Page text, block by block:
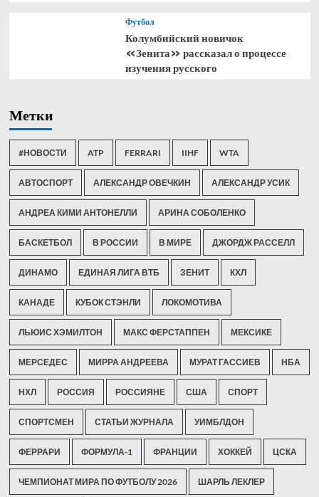
Футбол
Колумбийский новичок
«Зенита» рассказал о процессе
изучения русского
Метки
#НОВОСТИ ATP FERRARI IIHF WTA
АВТОСПОРТ АЛЕКСАНДР ОВЕЧКИН АЛЕКСАНДР УСИК
АНДРЕА КИМИ АНТОНЕЛЛИ АРИНА СОБОЛЕНКО
БАСКЕТБОЛ В РОССИИ В МИРЕ ДЖОРДЖ РАССЕЛЛ
ДИНАМО ЕДИНАЯ ЛИГА ВТБ ЗЕНИТ КХЛ
КАНАДЕ КУБОК СТЭНЛИ ЛОКОМОТИВА
ЛЬЮИС ХЭМИЛТОН МАКС ФЕРСТАППЕН МЕКСИКЕ
МЕРСЕДЕС МИРРА АНДРЕЕВА МУРАТ ГАССИЕВ НБА
НХЛ РОССИЯ РОССИЯНЕ США СПОРТ
СПОРТСМЕН СТАТЬИ ЖУРНАЛА УИМБЛДОН
ФЕРРАРИ ФОРМУЛА-1 ФРАНЦИИ ХОККЕЙ ЦСКА
ЧЕМПИОНАТ МИРА ПО ФУТБОЛУ 2026 ШАРЛЬ ЛЕКЛЕР